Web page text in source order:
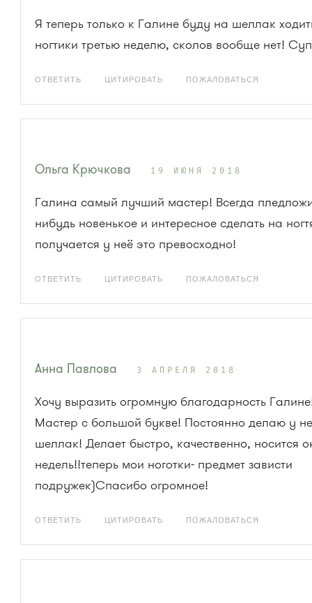
Я теперь только к Галине буду на шеллак
ногтики третью неделю, сколов вообще нет!
ОТВЕТИТЬ ЦИТИРОВАТЬ ПОЖАЛОВАТЬСЯ
Ольга Крючкова 19 ИЮНЯ 2018
Галина самый лучший мастер! Всегда
нибудь новенькое и интересное сделать на
получается у неё это превосходно!
ОТВЕТИТЬ ЦИТИРОВАТЬ ПОЖАЛОВАТЬСЯ
Анна Павлова 3 АПРЕЛЯ 2018
Хочу выразить огромную благодарность
Мастер с большой букве! Постоянно делаю у
шеллак! Делает быстро, качественно, носится
недель!!теперь мои ноготки- предмет зависти
подружек)Спасибо огромное!
ОТВЕТИТЬ ЦИТИРОВАТЬ ПОЖАЛОВАТЬСЯ